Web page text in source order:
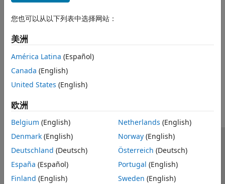
您也可以从以下列表中选择网站：
美洲
América Latina (Español)
Canada (English)
United States (English)
欧洲
Belgium (English)
Denmark (English)
Deutschland (Deutsch)
España (Español)
Finland (English)
Netherlands (English)
Norway(English)
Österreich (Deutsch)
Portugal (English)
Sweden (English)
信任中心 商标 隐私政策 防盗版
应用程序状态
联系我们
© 1994-2026 The MathWorks, Inc.